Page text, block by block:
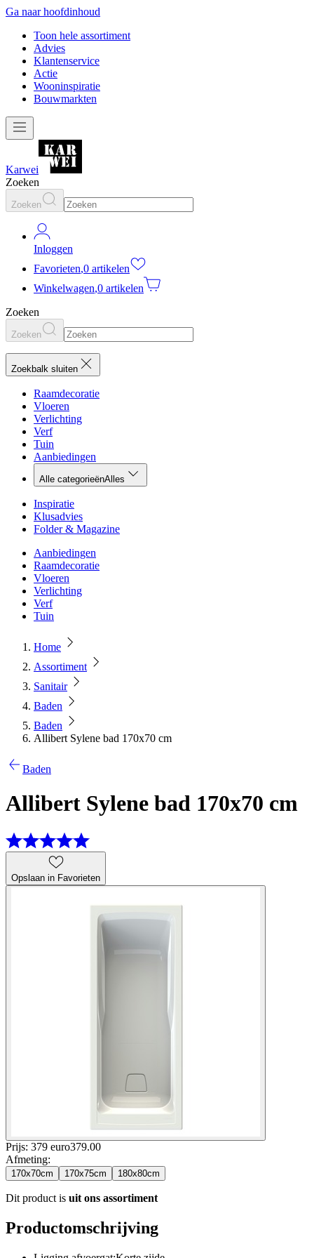
Ga naar hoofdinhoud
Toon hele assortiment
Advies
Klantenservice
Actie
Wooninspiratie
Bouwmarkten
Karwei
Zoeken
Zoeken
Inloggen
Favorieten,0 artikelen
Winkelwagen,0 artikelen
Zoeken
Zoeken
Zoekbalk sluiten
Raamdecoratie
Vloeren
Verlichting
Verf
Tuin
Aanbiedingen
Alle categorieënAlles
Inspiratie
Klusadvies
Folder & Magazine
Aanbiedingen
Raamdecoratie
Vloeren
Verlichting
Verf
Tuin
Home
Assortiment
Sanitair
Baden
Baden
Allibert Sylene bad 170x70 cm
Baden
Allibert Sylene bad 170x70 cm
Opslaan in Favorieten
Prijs: 379 euro379.00
Afmeting:
170x70cm 170x75cm 180x80cm
Dit product is uit ons assortiment
Productomschrijving